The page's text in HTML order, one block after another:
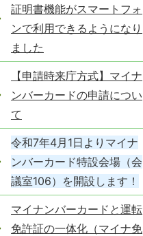
証明書機能がスマートフォ
ンで利用できるようになり
ました
【申請時来庁方式】マイナ
ンバーカードの申請につい
て
令和7年4月1日よりマイナ
ンバーカード特設会場（会
議室106）を開設します！
マイナンバーカードと運転
免許証の一体化（マイナ免